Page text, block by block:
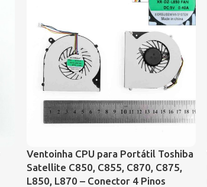
Ventoinha CPU para Portátil Toshiba
Satellite C850, C855, C870, C875,
L850, L870 – Conector 4 Pinos